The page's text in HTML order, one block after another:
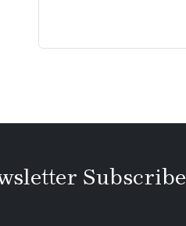
Subscribe